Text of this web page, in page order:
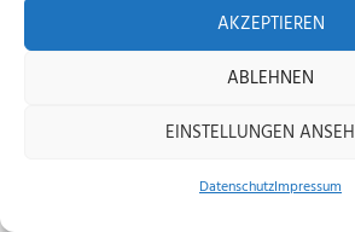
AKZEPTIEREN
ABLEHNEN
EINSTELLUNGEN
DatenschutzImpressum
stand. Zudem sorgen mehrstufige
maximale Zuverlässigkeit.
Regensensor– Erkennt
GPS & 4G-Modul (optional)–